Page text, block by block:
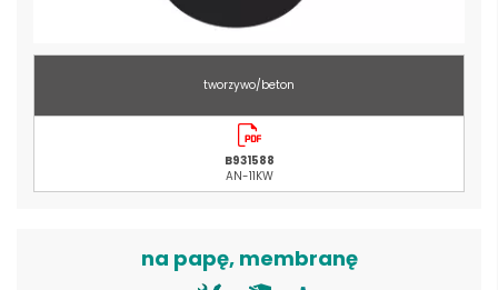
tworzywo/beton
B931588
AN-11KW
na papę, membranę